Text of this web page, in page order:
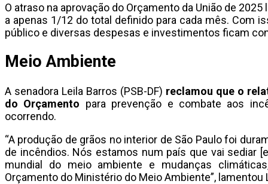
O atraso na aprovação do Orçamento da União de
a apenas 1/12 do total definido para cada mês. Com
público e diversas despesas e investimentos ficam
Meio Ambiente
A senadora Leila Barros (PSB-DF) reclamou que o
do Orçamento para prevenção e combate aos
ocorrendo.
“A produção de grãos no interior de São Paulo foi
de incêndios. Nós estamos num país que vai sediar
mundial do meio ambiente e mudanças
Orçamento do Ministério do Meio Ambiente”, lamentou